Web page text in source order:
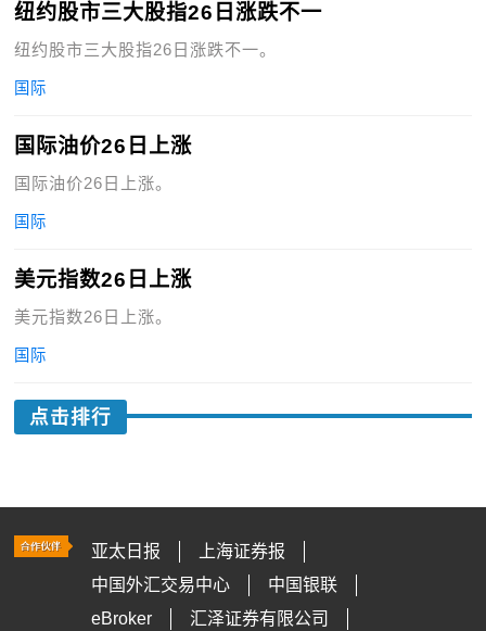
纽约股市三大股指26日涨跌不一
纽约股市三大股指26日涨跌不一。
国际
国际油价26日上涨
国际油价26日上涨。
国际
美元指数26日上涨
美元指数26日上涨。
国际
点击排行
亚太日报
上海证券报
中国外汇交易中心
中国银联
eBroker
汇泽证券有限公司